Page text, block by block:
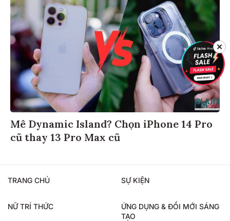
Mê Dynamic Island? Chọn iPhone 14 Pro
cũ thay 13 Pro Max cũ
TRANG CHỦ SỰ KIỆN
NỮ TRÍ THỨC
ỨNG DỤNG & ĐỔI MỚI SÁNG
TẠO
✕